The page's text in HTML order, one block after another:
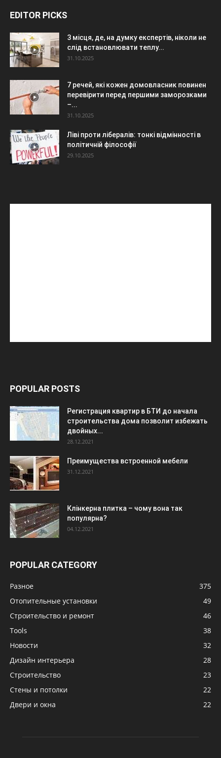
EDITOR PICKS
3 місця, де, на думку експертів, ніколи не
слід встановлювати теплу...
31.10.2025
7 речей, які кожен домовласник повинен
перевірити перед першими заморозками
–...
31.10.2025
Ліві проти лібералів: тонкі відмінності в
політичній філософії
29.10.2025
POPULAR POSTS
Регистрация квартир в БТИ до начала
строительства дома позволит избежать
двойных...
28.12.2021
Преимущества встроенной мебели
31.12.2021
Клінкерна плитка – чому вона так
популярна?
04.12.2021
POPULAR CATEGORY
Разное
375
Отопительные установки
49
Строительство и ремонт
46
Tools
38
Новости
32
Дизайн интерьера
28
Строительство
23
Стены и потолки
22
Двери и окна
22